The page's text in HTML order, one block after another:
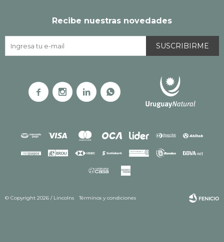
Recibe nuestras novedades
SUSCRIBIRME
   
© Copyright 2026 / Lincolns Términos y condiciones